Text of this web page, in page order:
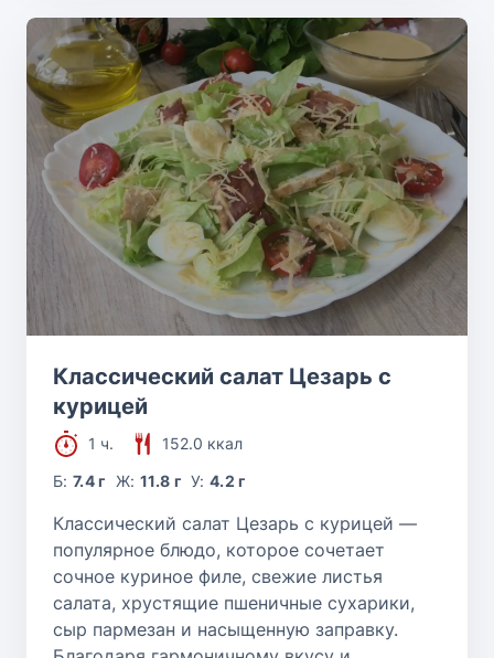
Классический салат Цезарь с
курицей
1 ч.
152.0 ккал
Б:7.4 г Ж: 11.8 г У:4.2 г
Классический салат Цезарь с курицей —
популярное блюдо, которое сочетает
сочное куриное филе, свежие листья
салата, хрустящие пшеничные сухарики,
сыр пармезан и насыщенную заправку.